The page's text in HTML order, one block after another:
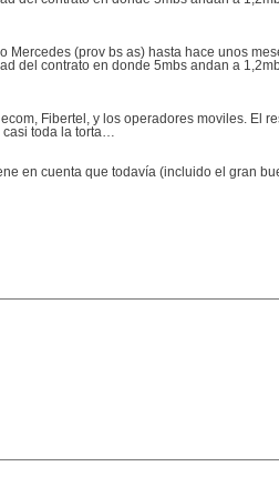
Mercedes (prov bs as) hasta hace unos
del contrato en donde 5mbs andan a
Fibertel, y los operadores moviles. El
casi toda la torta…
en cuenta que todavía (incluido el gran